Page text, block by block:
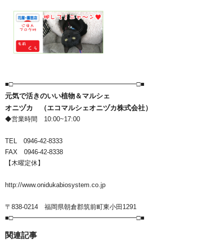
■□━━━━━━━━━━━━━━━━━━━□■
元気で活きのいい植物＆マルシェ
オニヅカ （エコマルシェオニヅカ株式会社）
◆営業時間 10:00~17:00
TEL 0946-42-8333
FAX 0946-42-8338
【木曜定休】
http://www.onidukabiosystem.co.jp
〒838-0214 福岡県朝倉郡筑前町東小田1291
■□━━━━━━━━━━━━━━━━━━━□■
関連記事